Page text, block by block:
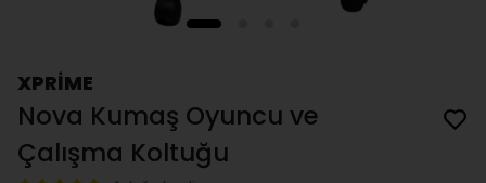
XPRİME
Nova Kumaş Oyuncu ve
Çalışma Koltuğu